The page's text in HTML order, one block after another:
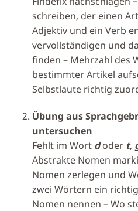
schreiben, der einen
Adjektiv und ein Verb
vervollständigen und
finden – Mehrzahl des
bestimmter Artikel
Selbstlaute richtig
Übung aus
untersuchen
Fehlt im Wort doder t,
Abstrakte Nomen
Nomen zerlegen und
zwei Wörtern ein
Nomen nennen – Wo